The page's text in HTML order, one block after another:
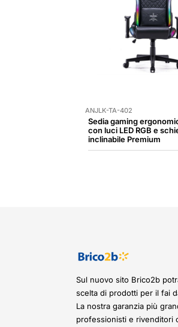
ANJLK-TA-402
Sedia gaming
con luci LED RGB e
inclinabile Premium
Sul nuovo sito Brico2b
scelta di prodotti per il fai
La nostra garanzia più
professionisti e rivenditori